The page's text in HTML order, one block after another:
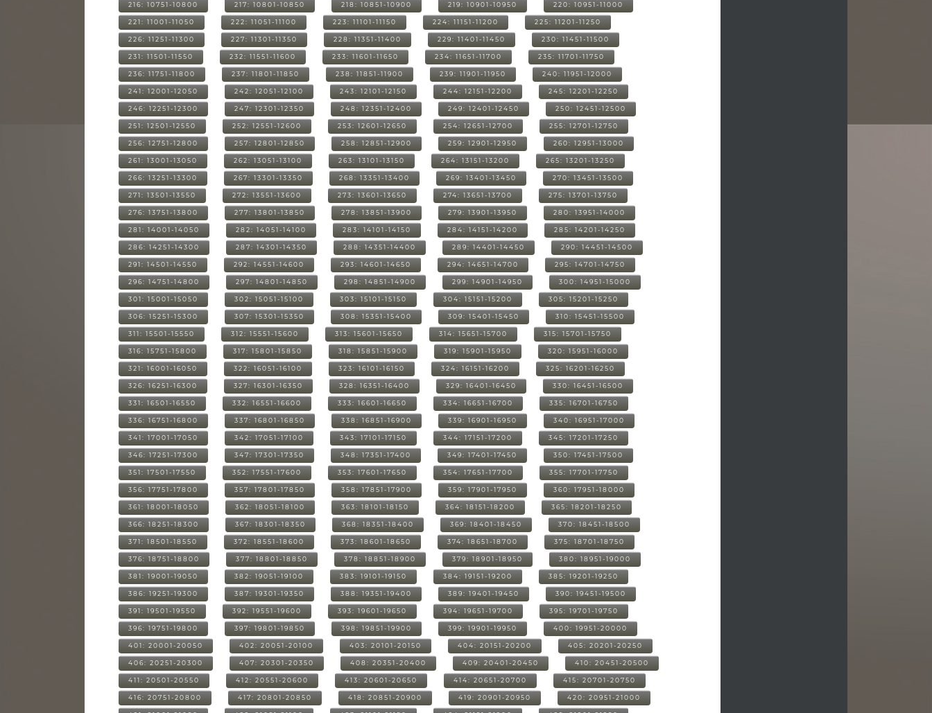
216: 10751-10800 217: 10801-10850 218: 10851-10900 219: 10901-10950 220: 10951-11000
221: 11001-11050 222: 11051-11100 223: 11101-11150 224: 11151-11200 225: 11201-11250
226: 11251-11300 227: 11301-11350 228: 11351-11400 229: 11401-11450 230: 11451-11500
231: 11501-11550 232: 11551-11600 233: 11601-11650 234: 11651-11700 235: 11701-11750
236: 11751-11800 237: 11801-11850 238: 11851-11900 239: 11901-11950 240: 11951-12000
241: 12001-12050 242: 12051-12100 243: 12101-12150 244: 12151-12200 245: 12201-12250
246: 12251-12300 247: 12301-12350 248: 12351-12400 249: 12401-12450 250: 12451-12500
251: 12501-12550 252: 12551-12600 253: 12601-12650 254: 12651-12700 255: 12701-12750
256: 12751-12800 257: 12801-12850 258: 12851-12900 259: 12901-12950 260: 12951-13000
261: 13001-13050 262: 13051-13100 263: 13101-13150 264: 13151-13200 265: 13201-13250
266: 13251-13300 267: 13301-13350 268: 13351-13400 269: 13401-13450 270: 13451-13500
271: 13501-13550 272: 13551-13600 273: 13601-13650 274: 13651-13700 275: 13701-13750
276: 13751-13800 277: 13801-13850 278: 13851-13900 279: 13901-13950 280: 13951-14000
281: 14001-14050 282: 14051-14100 283: 14101-14150 284: 14151-14200 285: 14201-14250
286: 14251-14300 287: 14301-14350 288: 14351-14400 289: 14401-14450 290: 14451-14500
291: 14501-14550 292: 14551-14600 293: 14601-14650 294: 14651-14700 295: 14701-14750
296: 14751-14800 297: 14801-14850 298: 14851-14900 299: 14901-14950 300: 14951-15000
301: 15001-15050 302: 15051-15100 303: 15101-15150 304: 15151-15200 305: 15201-15250
306: 15251-15300 307: 15301-15350 308: 15351-15400 309: 15401-15450 310: 15451-15500
311: 15501-15550 312: 15551-15600 313: 15601-15650 314: 15651-15700 315: 15701-15750
316: 15751-15800 317: 15801-15850 318: 15851-15900 319: 15901-15950 320: 15951-16000
321: 16001-16050 322: 16051-16100 323: 16101-16150 324: 16151-16200 325: 16201-16250
326: 16251-16300 327: 16301-16350 328: 16351-16400 329: 16401-16450 330: 16451-16500
331: 16501-16550 332: 16551-16600 333: 16601-16650 334: 16651-16700 335: 16701-16750
336: 16751-16800 337: 16801-16850 338: 16851-16900 339: 16901-16950 340: 16951-17000
341: 17001-17050 342: 17051-17100 343: 17101-17150 344: 17151-17200 345: 17201-17250
346: 17251-17300 347: 17301-17350 348: 17351-17400 349: 17401-17450 350: 17451-17500
351: 17501-17550 352: 17551-17600 353: 17601-17650 354: 17651-17700 355: 17701-17750
356: 17751-17800 357: 17801-17850 358: 17851-17900 359: 17901-17950 360: 17951-18000
361: 18001-18050 362: 18051-18100 363: 18101-18150 364: 18151-18200 365: 18201-18250
366: 18251-18300 367: 18301-18350 368: 18351-18400 369: 18401-18450 370: 18451-18500
371: 18501-18550 372: 18551-18600 373: 18601-18650 374: 18651-18700 375: 18701-18750
376: 18751-18800 377: 18801-18850 378: 18851-18900 379: 18901-18950 380: 18951-19000
381: 19001-19050 382: 19051-19100 383: 19101-19150 384: 19151-19200 385: 19201-19250
386: 19251-19300 387: 19301-19350 388: 19351-19400 389: 19401-19450 390: 19451-19500
391: 19501-19550 392: 19551-19600 393: 19601-19650 394: 19651-19700 395: 19701-19750
396: 19751-19800 397: 19801-19850 398: 19851-19900 399: 19901-19950 400: 19951-20000
401: 20001-20050 402: 20051-20100 403: 20101-20150 404: 20151-20200 405: 20201-20250
406: 20251-20300 407: 20301-20350 408: 20351-20400 409: 20401-20450 410: 20451-20500
411: 20501-20550 412: 20551-20600 413: 20601-20650 414: 20651-20700 415: 20701-20750
416: 20751-20800 417: 20801-20850 418: 20851-20900 419: 20901-20950 420: 20951-21000